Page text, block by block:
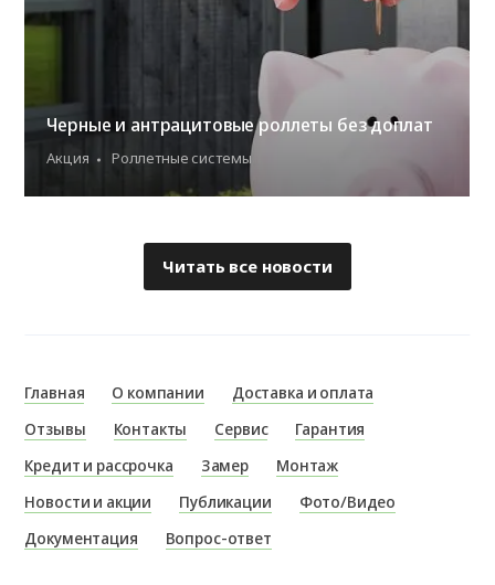
Черные и антрацитовые роллеты без доплат
Акция Роллетные системы
Читать все новости
Главная О компании
Доставка и оплата
Отзывы
Контакты Сервис
Гарантия
Кредит и рассрочка
Замер
Монтаж
Новости и акции
Публикации
Фото/Видео
Документация
Вопрос-ответ